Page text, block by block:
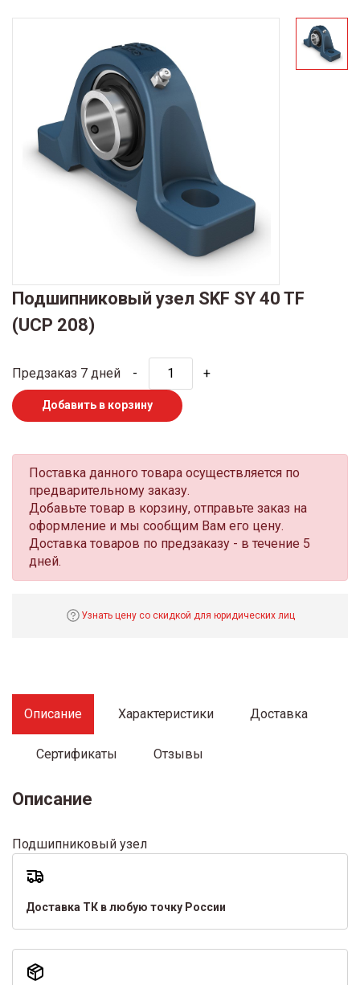
Подшипниковый узел SKF SY 40 TF
(UCP 208)
Предзаказ 7 дней - +
Добавить в корзину
Поставка данного товара осуществляется по
предварительному заказу.
Добавьте товар в корзину, отправьте заказ на
оформление и мы сообщим Вам его цену.
Доставка товаров по предзаказу - в течение 5
дней.
Узнать цену со скидкой для юридических лиц
Описание Характеристики Доставка
Сертификаты Отзывы
Описание
Подшипниковый узел
Доставка ТК в любую точку России